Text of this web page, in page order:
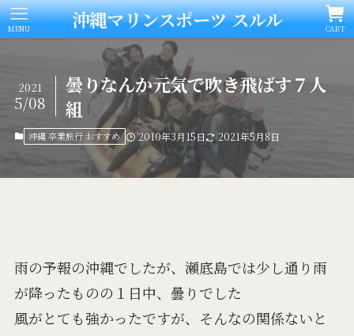
沖縄マリンスポーツ スルル CART
MENU
曇りなんか元気で吹き飛ばす７人
組
2021
5/08
沖縄 卒業旅行 おすすめ 2010年3月15日 2021年5月8日
雨の予報の沖縄でしたが、瀬底島では少し通り雨
が降ったものの１日中、曇りでした
風がとても強かったですが、そんなの関係ないと